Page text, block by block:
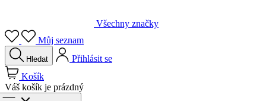
Všechny značky
Můj seznam
Hledat
Přihlásit se
Košík
Váš košík je prázdný